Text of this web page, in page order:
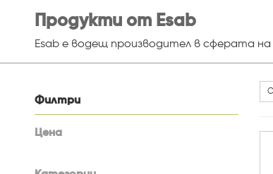
Продукти от Esab
Esab е водещ производител в сферата на
Филтри
Цена